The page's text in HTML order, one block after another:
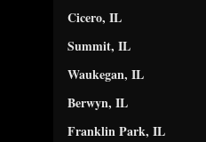
Cicero, IL
Summit, IL
Waukegan, IL
Berwyn, IL
Franklin Park, IL